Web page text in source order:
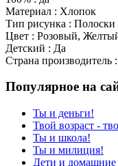
Материал : Хлопок
Тип рисунка : Полоски
Цвет : Розовый,
Детский : Да
Страна производитель
Популярное на
Ты и деньги!
Твой возраст -
Ты и школа!
Ты и милиция!
Дети и